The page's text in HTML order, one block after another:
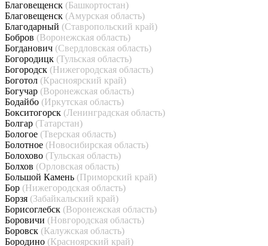
Благовещенск (Башкортостан)
Благовещенск (Амурская область)
Благодарный (Ставропольский край)
Бобров (Воронежская область)
Богданович (Свердловская область)
Богородицк (Тульская область)
Богородск (Нижегородская область)
Боготол (Красноярский край)
Богучар (Воронежская область)
Бодайбо (Иркутская область)
Бокситогорск (Ленинградская область)
Болгар (Татарстан)
Бологое (Тверская область)
Болотное (Новосибирская область)
Болохово (Тульская область)
Болхов (Орловская область)
Большой Камень (Приморский край)
Бор (Нижегородская область)
Борзя (Забайкальский край)
Борисоглебск (Воронежская область)
Боровичи (Новгородская область)
Боровск (Калужская область)
Бородино (Красноярский край)